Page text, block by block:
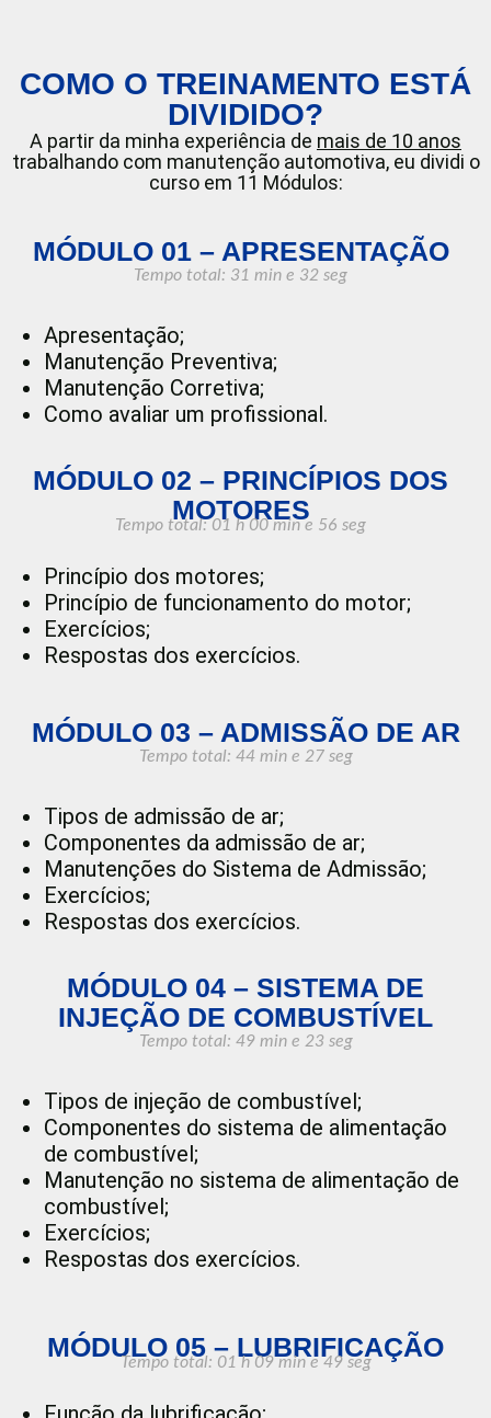
COMO O TREINAMENTO ESTÁ
DIVIDIDO?
A partir da minha experiência de mais de 10 anos
trabalhando com manutenção automotiva, eu dividi o
curso em 11 Módulos:
MÓDULO 01 – APRESENTAÇÃO
Tempo total: 31 min e 32 seg
Apresentação;
Manutenção Preventiva;
Manutenção Corretiva;
Como avaliar um profissional.
MÓDULO 02 – PRINCÍPIOS DOS
MOTORES
Tempo total: 01 h 00 mine 56 seg
Princípio dos motores;
Princípio de funcionamento do motor;
Exercícios;
Respostas dos exercícios.
MÓDULO 03 – ADMISSÃO DE AR
Tempo total: 44 min e 27 seg
Tipos de admissão de ar;
Componentes da admissão de ar;
Manutenções do Sistema de Admissão;
Exercícios;
Respostas dos exercícios.
MÓDULO 04 – SISTEMA DE
INJEÇÃO DE COMBUSTÍVEL
Tempo total: 49 min e 23 seg
Tipos de injeção de combustível;
Componentes do sistema de alimentação
de combustível;
Manutenção no sistema de alimentação de
combustível;
Exercícios;
Respostas dos exercícios.
MÓDULO 05 – LUBRIFICAÇÃO
Tempo total: 01 h 09 mine 49 seg